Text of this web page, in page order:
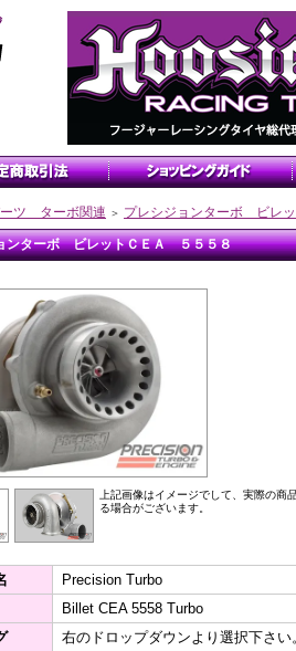
ツ ターボ関連 ＞ プレシジョンターボ ビレ
ンターボ ビレットＣＥＡ ５５５８
上記画像はイメージでして、実際の商
る場合がございます。
Precision Turbo
Billet CEA 5558 Turbo
右のドロップダウンより選択下さい